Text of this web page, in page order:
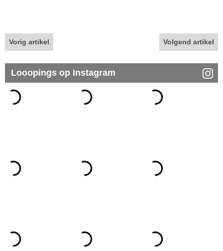
Vorig artikel Volgend artikel
Looopings op Instagram